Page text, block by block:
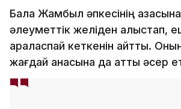
Бала Жамбыл әпкесінің
әлеуметтік желіден алыстап,
араласпай кеткенін айтты.
жағдай анасына да қатты әсер